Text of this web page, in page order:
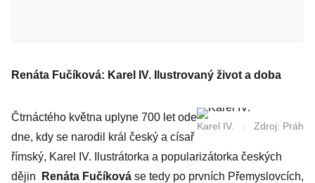
Renáta Fučíková: Karel IV. Ilustrovaný život a doba
Karel IV. Zdroj: Práh
Čtrnáctého května uplyne 700 let ode
dne, kdy se narodil král český a císař
římský, Karel IV. Ilustrátorka a popularizátorka českých
dějin
Renáta Fučíková se tedy po prvních Přemyslovcích,